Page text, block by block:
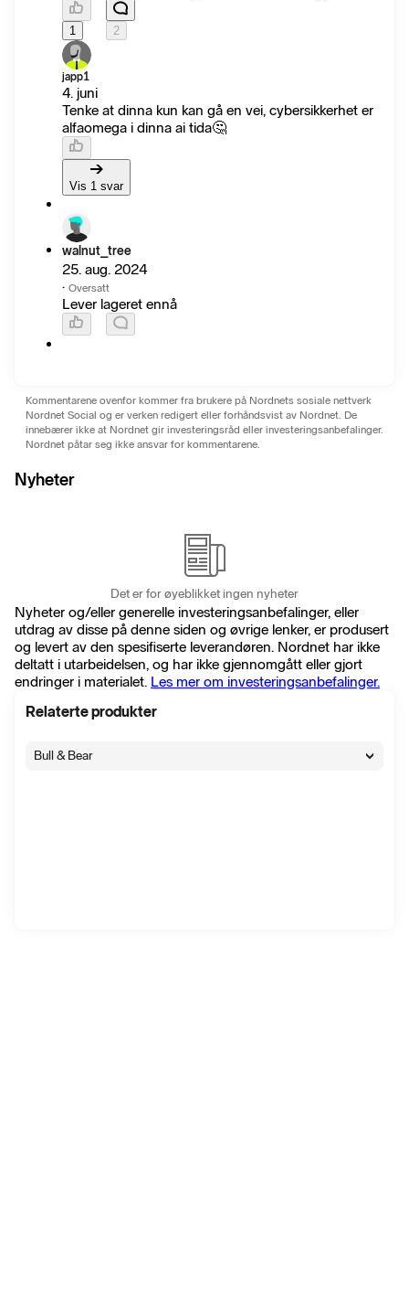
1 2
japp1
4. juni
Tenke at dinna kun kan gå en vei, cybersikkerhet er
alfaomega i dinna ai tida🤔
Vis 1 svar
walnut_tree
25. aug. 2024
· Oversatt
Lever lageret ennå
Kommentarene ovenfor kommer fra brukere på Nordnets sosiale nettverk
Nordnet Social og er verken redigert eller forhåndsvist av Nordnet. De
innebærer ikke at Nordnet gir investeringsråd eller investeringsanbefalinger.
Nordnet påtar seg ikke ansvar for kommentarene.
Nyheter
Det er for øyeblikket ingen nyheter
Nyheter og/eller generelle investeringsanbefalinger, eller
utdrag av disse på denne siden og øvrige lenker, er produsert
og levert av den spesifiserte leverandøren. Nordnet har ikke
deltatt i utarbeidelsen, og har ikke gjennomgått eller gjort
endringer i materialet. Les mer om investeringsanbefalinger.
Relaterte produkter
Bull & Bear